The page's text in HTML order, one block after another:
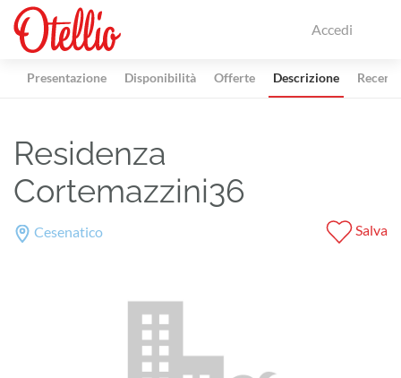
Accedi
Presentazione Disponibilità Offerte Descrizione
Residenza
Cortemazzini36
Cesenatico Salva